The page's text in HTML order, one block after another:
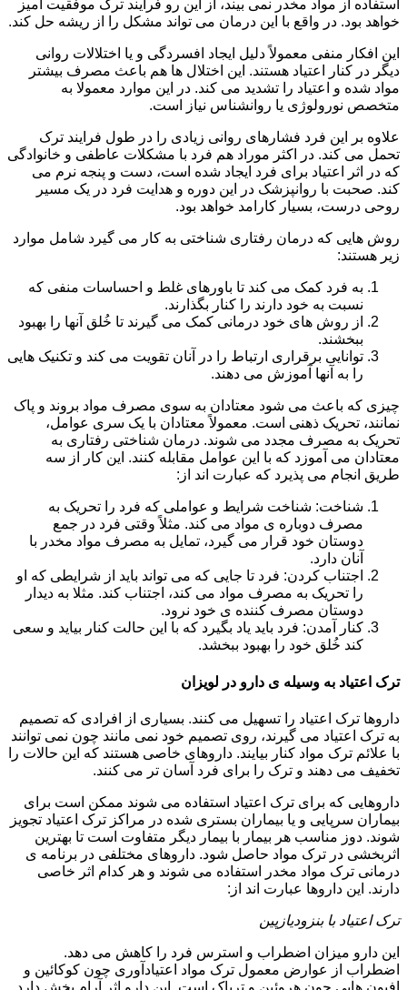
استفاده از مواد مخدر نمی بیند، از این رو فرایند ترک موفقیت آمیز
خواهد بود. در واقع با این درمان می تواند مشکل را از ریشه حل کند.
این افکار منفی معمولاً دلیل ایجاد افسردگی و یا اختلالات روانی
دیگر در کنار اعتیاد هستند. این اختلال ها هم باعث مصرف بیشتر
مواد شده و اعتیاد را تشدید می کند. در این موارد معمولا به
متخصص نورولوژی یا روانشناس نیاز است.
علاوه بر این فرد فشارهای روانی زیادی را در طول فرایند ترک
تحمل می کند. در اکثر موراد هم فرد با مشکلات عاطفی و خانوادگی
که در اثر اعتیاد برای فرد ایجاد شده است، دست و پنجه نرم می
کند. صحبت با روانپزشک در این دوره و هدایت فرد در یک مسیر
روحی درست، بسیار کارامد خواهد بود.
روش هایی که درمان رفتاری شناختی به کار می گیرد شامل موارد
زیر هستند:
به فرد کمک می کند تا باورهای غلط و احساسات منفی که
نسبت به خود دارند را کنار بگذارند.
از روش های خود درمانی کمک می گیرند تا خُلق آنها را بهبود
ببخشند.
توانایی برقراری ارتباط را در آنان تقویت می کند و تکنیک هایی
را به آنها آموزش می دهند.
چیزی که باعث می شود معتادان به سوی مصرف مواد بروند و پاک
نمانند، تحریک ذهنی است. معمولاً معتادان با یک سری عوامل،
تحریک به مصرف مجدد می شوند. درمان شناختی رفتاری به
معتادان می آموزد که با این عوامل مقابله کنند. این کار از سه
طریق انجام می پذیرد که عبارت اند از:
شناخت: شناخت شرایط و عواملی که فرد را تحریک به
مصرف دوباره ی مواد می کند. مثلاً وقتی فرد در جمع
دوستان خود قرار می گیرد، تمایل به مصرف مواد مخدر با
آنان دارد.
اجتناب کردن: فرد تا جایی که می تواند باید از شرایطی که او
را تحریک به مصرف مواد می کند، اجتناب کند. مثلا به دیدار
دوستان مصرف کننده ی خود نرود.
کنار آمدن: فرد باید یاد بگیرد که با این حالت کنار بیاید و سعی
کند خُلق خود را بهبود ببخشد.
ترک اعتیاد به وسیله ی دارو در لویزان
داروها ترک اعتیاد را تسهیل می کنند. بسیاری از افرادی که تصمیم
به ترک اعتیاد می گیرند، روی تصمیم خود نمی مانند چون نمی توانند
با علائم ترک مواد کنار بیایند. داروهای خاصی هستند که این حالات را
تخفیف می دهند و ترک را برای فرد آسان تر می کنند.
داروهایی که برای ترک اعتیاد استفاده می شوند ممکن است برای
بیماران سرپایی و یا بیماران بستری شده در مراکز ترک اعتیاد تجویز
شوند. دوز مناسب هر بیمار با بیمار دیگر متفاوت است تا بهترین
اثربخشی در ترک مواد حاصل شود. داروهای مختلفی در برنامه ی
درمانی ترک مواد مخدر استفاده می شوند و هر کدام اثر خاصی
دارند. این داروها عبارت اند از:
ترک اعتیاد با بنزودیازپین
این دارو میزان اضطراب و استرس فرد را کاهش می دهد.
اضطراب از عوارض معمول ترک مواد اعتیادآوری چون کوکائین و
افیون هایی چون هروئین و تریاک است. این دارو اثر آرام بخش دارد.